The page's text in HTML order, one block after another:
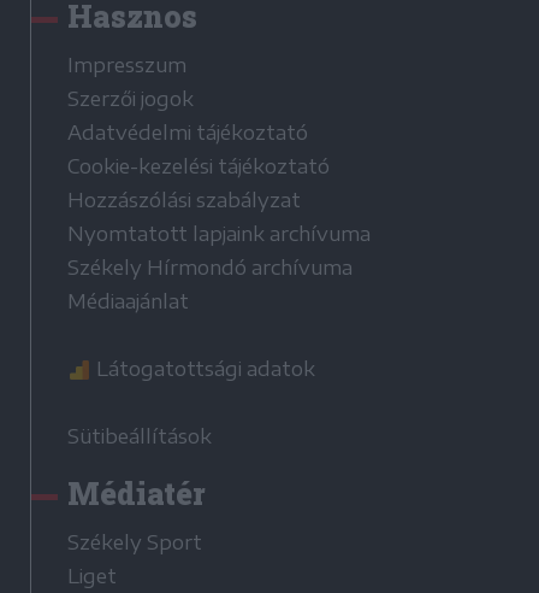
Hasznos
Impresszum
Szerzői jogok
Adatvédelmi tájékoztató
Cookie-kezelési tájékoztató
Hozzászólási szabályzat
Nyomtatott lapjaink archívuma
Székely Hírmondó archívuma
Médiaajánlat
Látogatottsági adatok
Sütibeállítások
Médiatér
Székely Sport
Liget